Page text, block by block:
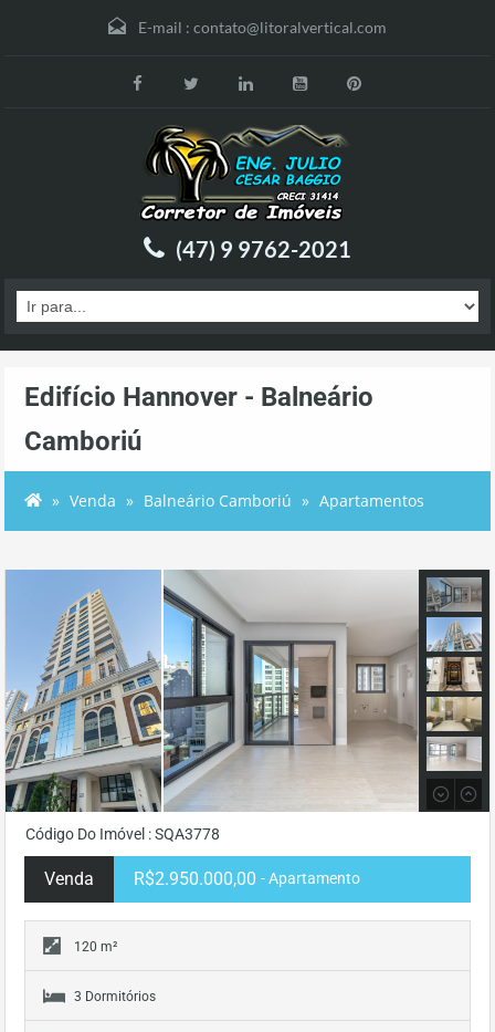
E-mail : contato@litoralvertical.com
(47) 9 9762-2021
Edifício Hannover - Balneário
Camboriú
Venda Balneário Camboriú Apartamentos
Código Do Imóvel : SQA3778
Venda R$2.950.000,00 - Apartamento
120 m²
3 Dormitórios